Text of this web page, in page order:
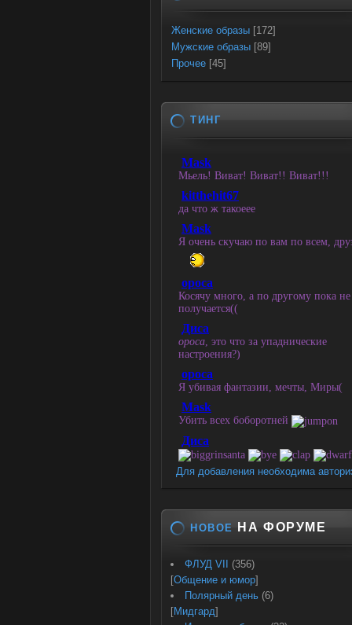
Женские образы [172]
Мужские образы [89]
Прочее [45]
ТИНГ
Для добавления необходима
НОВОЕ НА ФОРУМЕ
ФЛУД VII
(356)
[Общение и юмор]
Полярный день (6)
[Мидгард]